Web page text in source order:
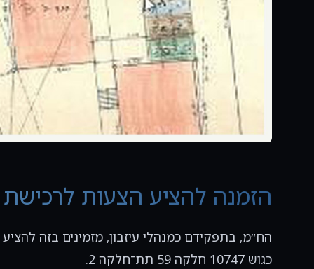
הזמנה להציע הצעות
כגוש 10747 חלקה 59 תת־חלקה 2.